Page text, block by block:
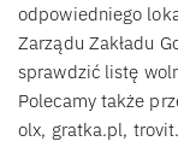
odpowiedniego
Zarządu Zakładu
sprawdzić listę
Polecamy także
olx, gratka.pl,